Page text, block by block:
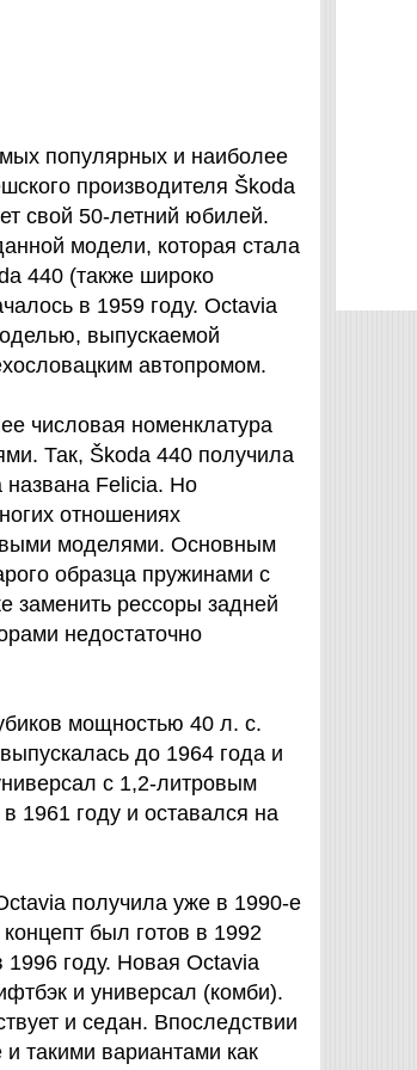
популярных и наиболее
производителя Škoda
свой 50-летний юбилей.
модели, которая стала
440 (также широко
в 1959 году. Octavia
выпускаемой
автопромом.
числовая номенклатура
Так, Škoda 440 получила
Felicia. Но
отношениях
моделями. Основным
образца пружинами с
заменить рессоры задней
недостаточно
мощностью 40 л. с.
до 1964 года и
с 1,2-литровым
1961 году и оставался на
получила уже в 1990-е
был готов в 1992
1996 году. Новая Octavia
и универсал (комби).
и седан. Впоследствии
такими вариантами как